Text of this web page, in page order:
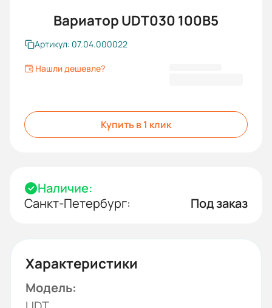
Вариатор UDT030 100B5
Артикул: 07.04.000022
Нашли дешевле?
Купить в 1 клик
Наличие:
Санкт-Петербург:
Под заказ
Характеристики
Модель: